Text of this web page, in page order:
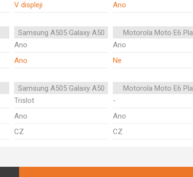
V displeji Ano
Samsung A505 Galaxy A50
Motorola Moto E6
Ano
Ano
Ano Ne
Samsung A505 Galaxy A50
Motorola Moto E6
Trislot
-
Ano
Ano
CZ CZ